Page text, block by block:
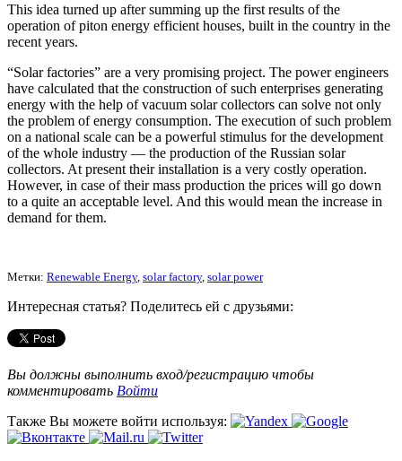
This idea turned up after summing up the first results of the
operation of piton energy efficient houses, built in the country in the
recent years.
“Solar factories” are a very promising project. The power engineers
have calculated that the construction of such enterprises generating
energy with the help of vacuum solar collectors can solve not only
the problem of energy consumption. The execution of such problem
on a national scale can be a powerful stimulus for the development
of the whole industry — the production of the Russian solar
collectors. At present their installation is a very costly operation.
However, in case of their mass production the prices will go down
to a quite an acceptable level. And this would mean the increase in
demand for them.
Метки: Renewable Energy, solar factory, solar power
Интересная статья? Поделитесь ей с друзьями:
Вы должны выполнить вход/регистрацию чтобы
комментировать Войти
Также Вы можете войти используя: